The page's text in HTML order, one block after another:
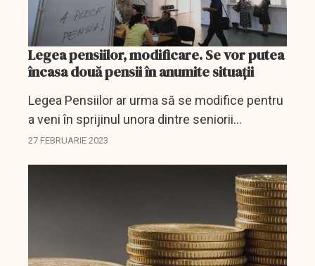
Legea pensiilor, modificare. Se vor putea
încasa două pensii în anumite situații
Legea Pensiilor ar urma să se modifice pentru
a veni în sprijinul unora dintre seniorii
României.
27 FEBRUARIE 2023